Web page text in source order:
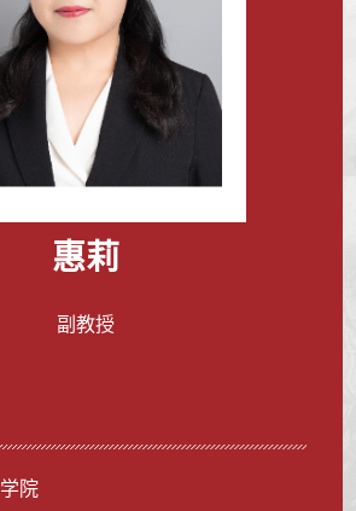
惠莉
副教授
院